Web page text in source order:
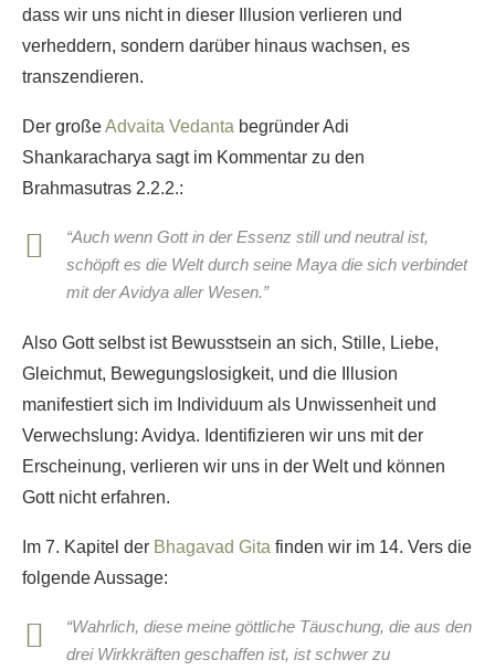
dass wir uns nicht in dieser Illusion verlieren und
verheddern, sondern darüber hinaus wachsen, es
transzendieren.
Der großeAdvaita Vedanta begründer Adi
Shankaracharya sagt im Kommentar zu den
Brahmasutras 2.2.2.:
“Auch wenn Gott in der Essenz still und neutral ist,
schöpft es die Welt durch seine Maya die sich verbindet
mit der Avidya aller Wesen.”
Also Gott selbst ist Bewusstsein an sich, Stille, Liebe,
Gleichmut, Bewegungslosigkeit, und die Illusion
manifestiert sich im Individuum als Unwissenheit und
Verwechslung: Avidya. Identifizieren wir uns mit der
Erscheinung, verlieren wir uns in der Welt und können
Gott nicht erfahren.
Im 7. Kapitel der Bhagavad Gita finden wir im 14. Vers die
folgende Aussage:
“Wahrlich, diese meine göttliche Täuschung, die aus den
drei Wirkkräften geschaffen ist, ist schwer zu